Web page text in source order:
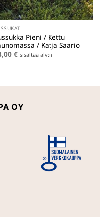
Pieni / Kettu
/ Katja Saario
€ sisältää alv:n
OY